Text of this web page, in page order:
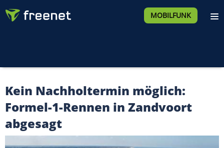
MOBILFUNK
Kein Nachholtermin möglich:
Formel-1-Rennen in Zandvoort
abgesagt